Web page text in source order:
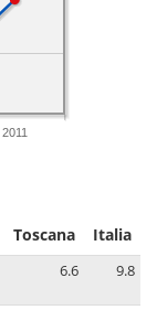
2011
Toscana Italia
6.6 9.8